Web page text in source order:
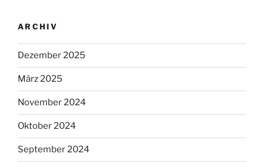
ARCHIV
Dezember 2025
März 2025
November 2024
Oktober 2024
September 2024